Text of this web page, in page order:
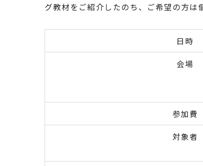
グ教材をご紹介したのち、ご希望の方は
日時
会場
参加費
対象者